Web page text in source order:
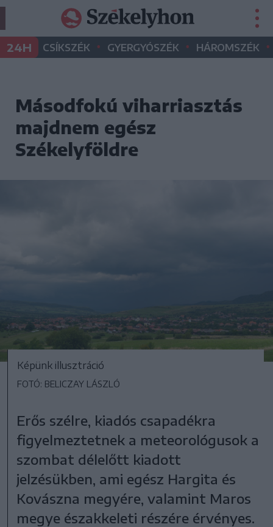
24H CSÍKSZÉK • GYERGYÓSZÉK • HÁROMSZÉK •
Másodfokú viharriasztás
majdnem egész
Székelyföldre
Képünk illusztráció
FOTÓ: BELICZAY LÁSZLÓ
Erős szélre, kiadós csapadékra
figyelmeztetnek a meteorológusok a
szombat délelőtt kiadott
jelzésükben, ami egész Hargita és
Kovászna megyére, valamint Maros
megye északkeleti részére érvényes.